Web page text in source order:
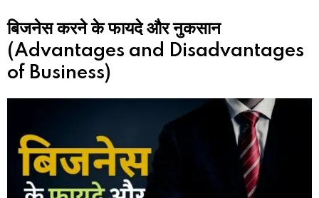
बिजनेस करने के फायदे और नुकसान
(Advantages and Disadvantages
of Business)